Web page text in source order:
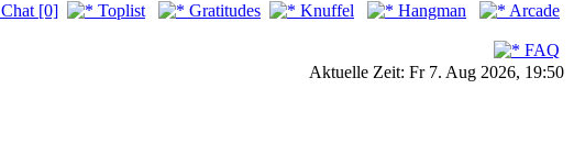
Chat [0] Toplist Gratitudes Knuffel Hangman Arcade
FAQ
Aktuelle Zeit: Fr 7. Aug 2026, 19:50